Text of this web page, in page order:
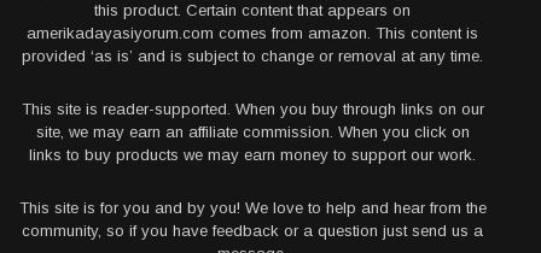
this product. Certain content that appears on
amerikadayasiyorum.com comes from amazon. This content is
provided ‘as is’ and is subject to change or removal at any time.
This site is reader-supported. When you buy through links on our
site, we may earn an affiliate commission. When you click on
links to buy products we may earn money to support our work.
This site is for you and by you! We love to help and hear from the
community, so if you have feedback or a question just send us a